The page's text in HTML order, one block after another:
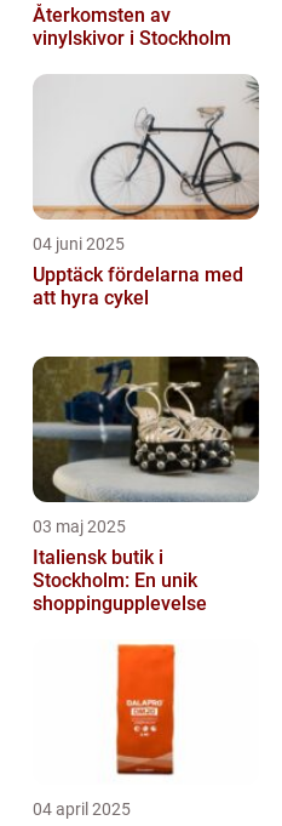
Återkomsten av
vinylskivor i Stockholm
04 juni 2025
Upptäck fördelarna med
att hyra cykel
03 maj 2025
Italiensk butik i
Stockholm: En unik
shoppingupplevelse
04 april 2025